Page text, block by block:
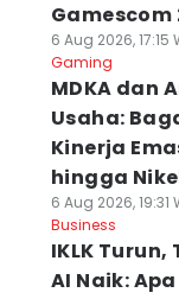
Gamescom
6 Aug 2026, 17:15
Gaming
MDKA dan
Usaha:
Kinerja
hingga
6 Aug 2026, 19:31
Business
IKLK
AI Naik: